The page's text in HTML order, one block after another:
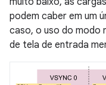
podem caber em um
caso, o uso do modo
de tela de entrada